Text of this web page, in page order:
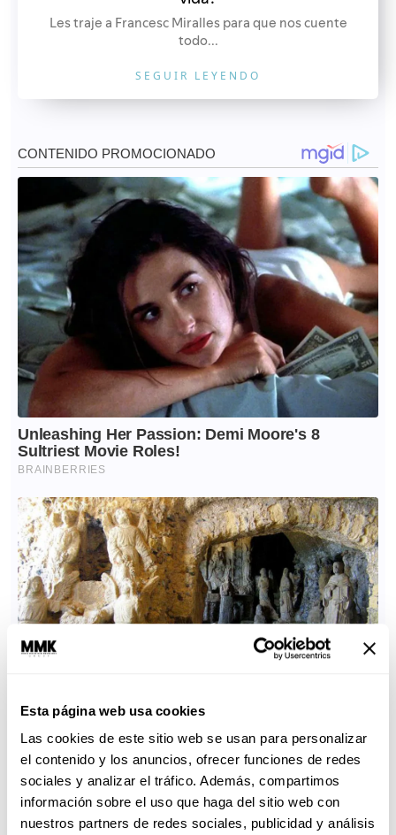
Esta página web usa cookies
Las cookies de este sitio web se usan para personalizar
el contenido y los anuncios, ofrecer funciones de redes
sociales y analizar el tráfico. Además, compartimos
información sobre el uso que haga del sitio web con
nuestros partners de redes sociales, publicidad y análisis
Les traje a Francesc Miralles para que nos cuente
todo...
SEGUIR LEYENDO